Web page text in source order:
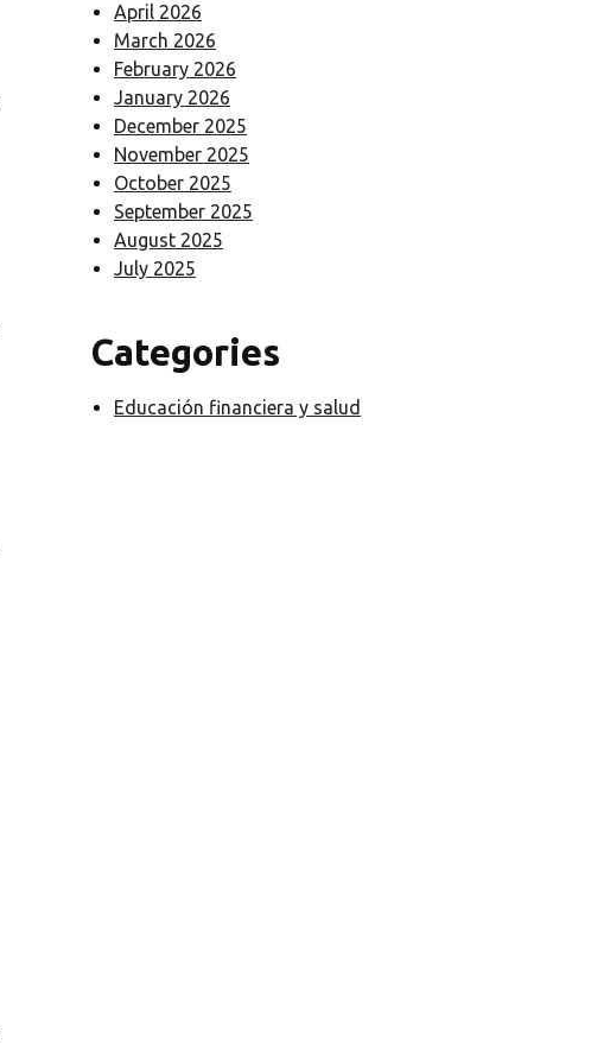
April 2026
March 2026
February 2026
January 2026
December 2025
November 2025
October 2025
September 2025
August 2025
July 2025
Categories
Educación financiera y salud